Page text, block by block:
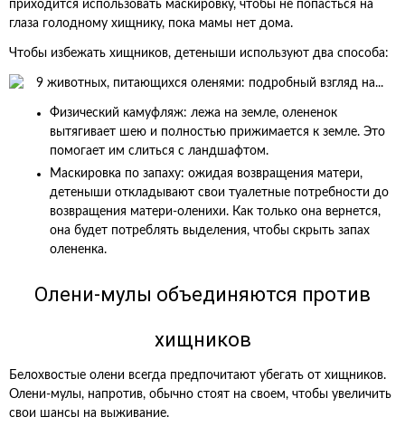
приходится использовать маскировку, чтобы не попасться на
глаза голодному хищнику, пока мамы нет дома.
Чтобы избежать хищников, детеныши используют два способа:
Физический камуфляж: лежа на земле, олененок
вытягивает шею и полностью прижимается к земле. Это
помогает им слиться с ландшафтом.
Маскировка по запаху: ожидая возвращения матери,
детеныши откладывают свои туалетные потребности до
возвращения матери-оленихи. Как только она вернется,
она будет потреблять выделения, чтобы скрыть запах
олененка.
Олени-мулы объединяются против
хищников
Белохвостые олени всегда предпочитают убегать от хищников.
Олени-мулы, напротив, обычно стоят на своем, чтобы увеличить
свои шансы на выживание.